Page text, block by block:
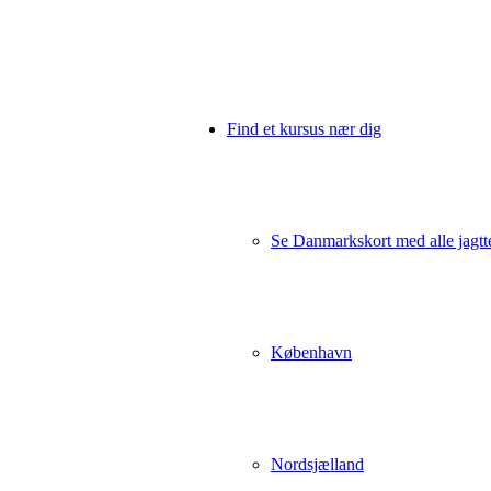
Find et kursus nær dig
Se Danmarkskort med alle
København
Nordsjælland